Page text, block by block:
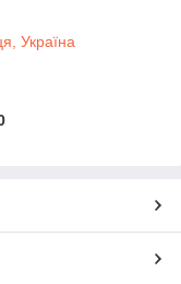
Україна